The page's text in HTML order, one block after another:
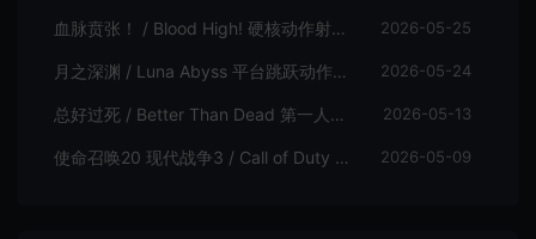
血脉贲张！ / Blood High! 硬核动作射击游戏 2026-05-25
月之深渊 / Luna Abyss 平台跳跃动作射击游戏 2026-05-24
总好过死 / Better Than Dead 第一人称射击游戏 2026-05-13
使命召唤20 现代战争3 / Call of Duty Modern Warfare 3 第一人称射击游戏 2026-05-09